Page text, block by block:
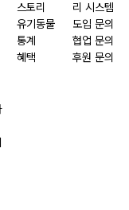
스토리
유기동물
통계
혜택
리 시스템
도입 문의
협업 문의
후원 문의